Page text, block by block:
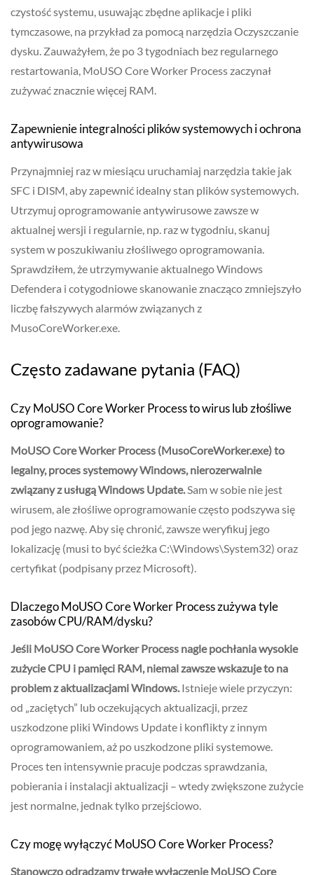
czystość systemu, usuwając zbędne aplikacje i pliki
tymczasowe, na przykład za pomocą narzędzia Oczyszczanie
dysku. Zauważyłem, że po 3 tygodniach bez regularnego
restartowania, MoUSO Core Worker Process zaczynał
zużywać znacznie więcej RAM.
Zapewnienie integralności plików systemowych i ochrona
antywirusowa
Przynajmniej raz w miesiącu uruchamiaj narzędzia takie jak
SFC i DISM, aby zapewnić idealny stan plików systemowych.
Utrzymuj oprogramowanie antywirusowe zawsze w
aktualnej wersji i regularnie, np. raz w tygodniu, skanuj
system w poszukiwaniu złośliwego oprogramowania.
Sprawdziłem, że utrzymywanie aktualnego Windows
Defendera i cotygodniowe skanowanie znacząco zmniejszyło
liczbę fałszywych alarmów związanych z
MusoCoreWorker.exe.
Często zadawane pytania (FAQ)
Czy MoUSO Core Worker Process to wirus lub złośliwe
oprogramowanie?
MoUSO Core Worker Process (MusoCoreWorker.exe) to
legalny, proces systemowy Windows, nierozerwalnie
związany z usługą Windows Update.Sam w sobie nie jest
wirusem, ale złośliwe oprogramowanie często podszywa się
pod jego nazwę. Aby się chronić, zawsze weryfikuj jego
lokalizację (musi to być ścieżka C:\Windows\System32) oraz
certyfikat (podpisany przez Microsoft).
Dlaczego MoUSO Core Worker Process zużywa tyle
zasobów CPU/RAM/dysku?
Jeśli MoUSO Core Worker Process nagle pochłania wysokie
zużycie CPU i pamięci RAM, niemal zawsze wskazuje to na
problem z aktualizacjami Windows.Istnieje wiele przyczyn:
od „zaciętych” lub oczekujących aktualizacji, przez
uszkodzone pliki Windows Update i konflikty z innym
oprogramowaniem, aż po uszkodzone pliki systemowe.
Proces ten intensywnie pracuje podczas sprawdzania,
pobierania i instalacji aktualizacji – wtedy zwiększone zużycie
jest normalne, jednak tylko przejściowo.
Czy mogę wyłączyć MoUSO Core Worker Process?
Stanowczo odradzamy trwałe wyłączenie MoUSO Core